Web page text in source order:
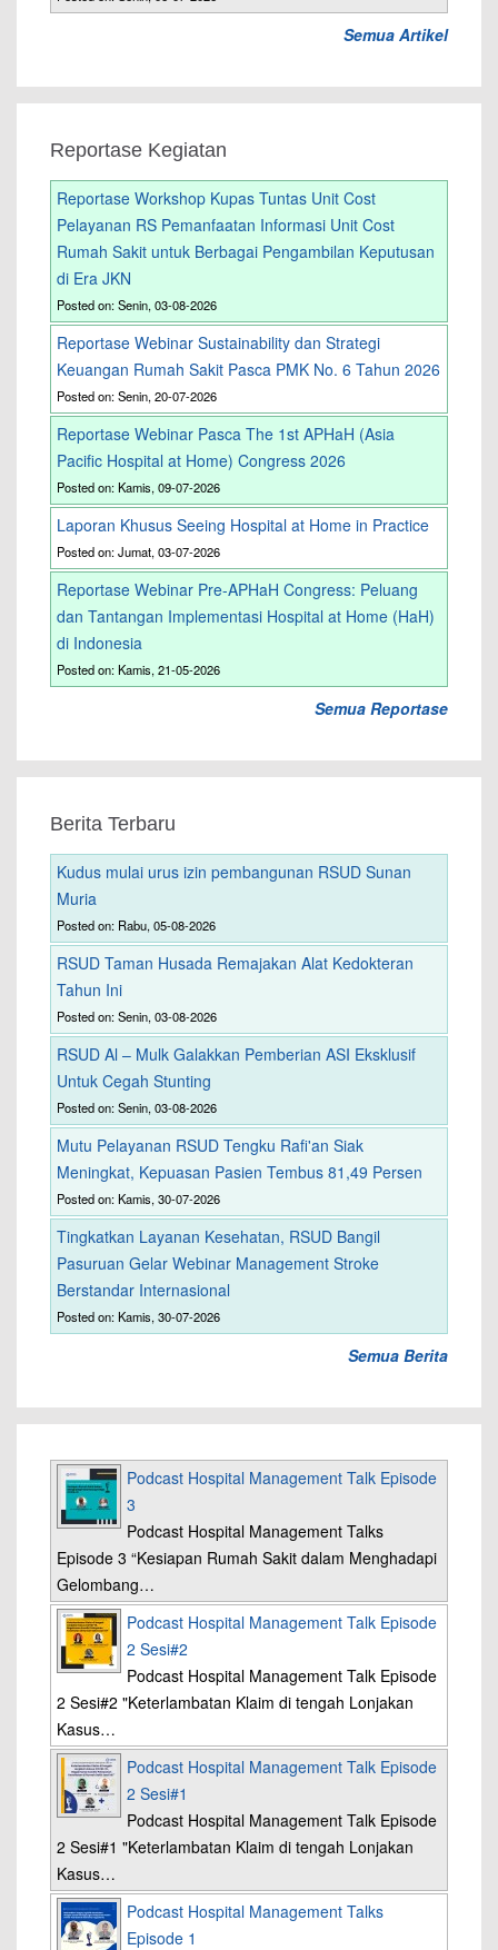
Semua Artikel
Reportase Kegiatan
Reportase Workshop Kupas Tuntas Unit Cost
Pelayanan RS Pemanfaatan Informasi Unit Cost
Rumah Sakit untuk Berbagai Pengambilan Keputusan
di Era JKN
Posted on: Senin, 03-08-2026
Reportase Webinar Sustainability dan Strategi
Keuangan Rumah Sakit Pasca PMK No. 6 Tahun 2026
Posted on: Senin, 20-07-2026
Reportase Webinar Pasca The 1st APHaH (Asia
Pacific Hospital at Home) Congress 2026
Posted on: Kamis, 09-07-2026
Laporan Khusus Seeing Hospital at Home in Practice
Posted on: Jumat, 03-07-2026
Reportase Webinar Pre-APHaH Congress: Peluang
dan Tantangan Implementasi Hospital at Home (HaH)
di Indonesia
Posted on: Kamis, 21-05-2026
Semua Reportase
Berita Terbaru
Kudus mulai urus izin pembangunan RSUD Sunan
Muria
Posted on: Rabu, 05-08-2026
RSUD Taman Husada Remajakan Alat Kedokteran
Tahun Ini
Posted on: Senin, 03-08-2026
RSUD Al – Mulk Galakkan Pemberian ASI Eksklusif
Untuk Cegah Stunting
Posted on: Senin, 03-08-2026
Mutu Pelayanan RSUD Tengku Rafi'an Siak
Meningkat, Kepuasan Pasien Tembus 81,49 Persen
Posted on: Kamis, 30-07-2026
Tingkatkan Layanan Kesehatan, RSUD Bangil
Pasuruan Gelar Webinar Management Stroke
Berstandar Internasional
Posted on: Kamis, 30-07-2026
Semua Berita
Podcast Hospital Management Talk Episode
3
Podcast Hospital Management Talks
Episode 3 “Kesiapan Rumah Sakit dalam Menghadapi
Gelombang…
Podcast Hospital Management Talk Episode
2 Sesi#2
Podcast Hospital Management Talk Episode
2 Sesi#2 "Keterlambatan Klaim di tengah Lonjakan
Kasus…
Podcast Hospital Management Talk Episode
2 Sesi#1
Podcast Hospital Management Talk Episode
2 Sesi#1 "Keterlambatan Klaim di tengah Lonjakan
Kasus…
Podcast Hospital Management Talks
Episode 1